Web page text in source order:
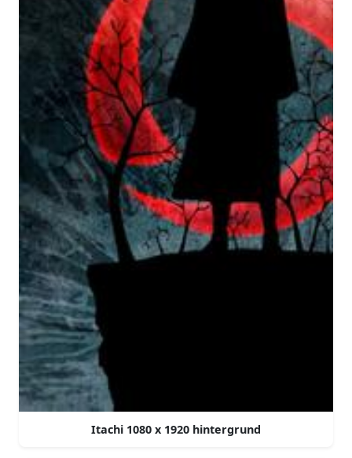
Itachi 1080 x 1920 hintergrund